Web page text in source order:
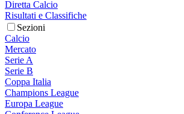
Diretta Calcio
Risultati e Classifiche
Sezioni
Calcio
Mercato
Serie A
Serie B
Coppa Italia
Champions League
Europa League